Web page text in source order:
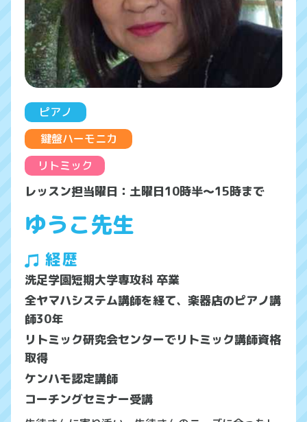
ピアノ
鍵盤ハーモニカ
リトミック
レッスン担当曜日：土曜日10時半～15時まで
ゆうこ先生
経歴
洗足学園短期大学専攻科 卒業
全ヤマハシステム講師を経て、楽器店のピアノ講
師30年
リトミック研究会センターでリトミック講師資格
取得
ケンハモ認定講師
コーチングセミナー受講